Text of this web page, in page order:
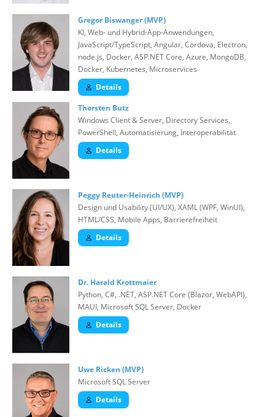
Gregor Biswanger (MVP)
KI, Web- und Hybrid-App-Anwendungen,
JavaScript/TypeScript, Angular, Cordova, Electron,
node.js, Docker, ASP.NET Core, Azure, MongoDB,
Docker, Kubernetes, Microservices
Details
Thorsten Butz
Windows Client & Server, Directory Services,
PowerShell, Automatisierung, Interoperabilität
Details
Peggy Reuter-Heinrich (MVP)
Design und Usability (UI/UX), XAML (WPF, WinUI),
HTML/CSS, Mobile Apps, Barrierefreiheit
Details
Dr. Harald Krottmaier
Python, C#, .NET, ASP.NET Core (Blazor, WebAPI),
MAUI, Microsoft SQL Server, Docker
Details
Uwe Ricken (MVP)
Microsoft SQL Server
Details